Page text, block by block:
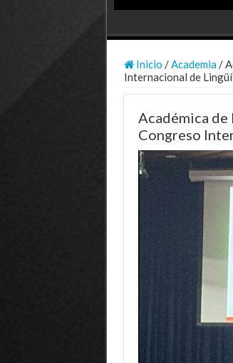
Inicio / Academia /
Internacional de
Académica
Congreso